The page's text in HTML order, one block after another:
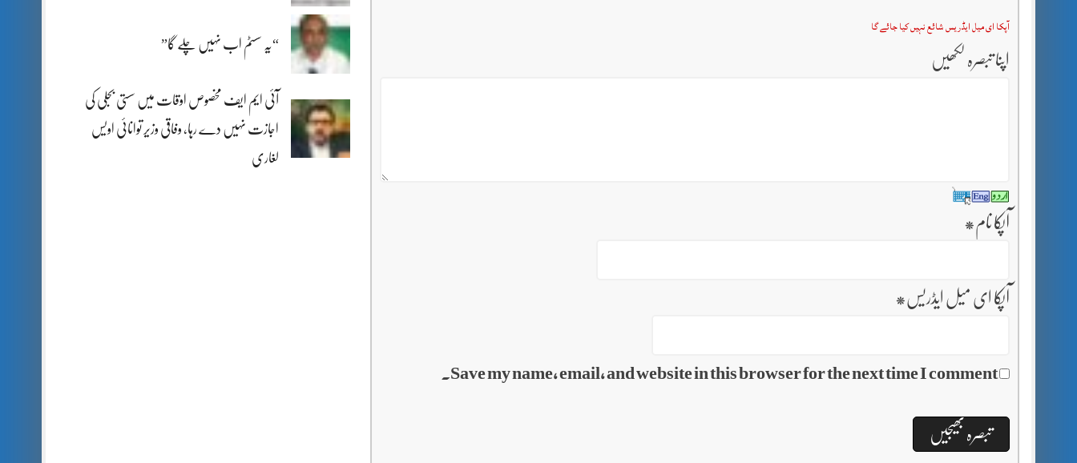
“یہ سسٹم اب نہیں چلے گا”
آئی ایم ایف مخصوص اوقات میں سستی بجلی کی
اجازت نہیں دے رہا، وفاقی وزیر توانائی اویس
لغاری
آپکا ای میل ایڈریس شائع نہیں کیا جائے گا
اپنا تبصرہ لکھیں
آپکا نام *
آپکا ای میل ایڈریس *
Save my name, email, and website in this browser for the next time I comment.